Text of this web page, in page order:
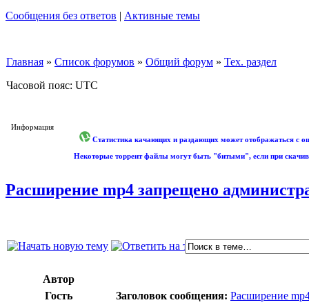
Сообщения без ответов | Активные темы
Главная » Список форумов » Общий форум » Тех. раздел
Часовой пояс: UTC
Информация
Статистика качающих и раздающих может отображаться с
Некоторые торрент файлы могут быть "битыми", если при
Расширение mp4 запрещено
Автор
Гость
Заголовок сообщения: Расширение